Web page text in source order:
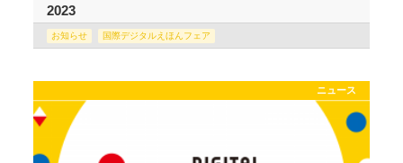
2023
お知らせ 国際デジタルえほんフェア
ニュース